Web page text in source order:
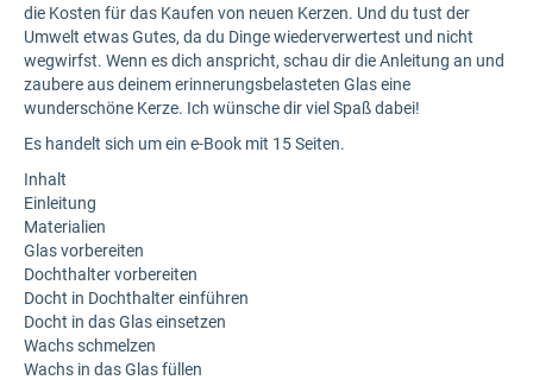
die Kosten für das Kaufen von neuen Kerzen. Und du tust der
Umwelt etwas Gutes, da du Dinge wiederverwertest und nicht
wegwirfst. Wenn es dich anspricht, schau dir die Anleitung an und
zaubere aus deinem erinnerungsbelasteten Glas eine
wunderschöne Kerze. Ich wünsche dir viel Spaß dabei!
Es handelt sich um ein e-Book mit 15 Seiten.
Inhalt
Einleitung
Materialien
Glas vorbereiten
Dochthalter vorbereiten
Docht in Dochthalter einführen
Docht in das Glas einsetzen
Wachs schmelzen
Wachs in das Glas füllen